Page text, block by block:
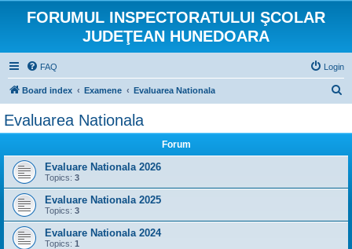
FORUMUL INSPECTORATULUI ŞCOLAR
JUDEŢEAN HUNEDOARA
FAQ Login
Board index Examene Evaluarea Nationala
Evaluarea Nationala
Forum
Evaluare Nationala 2026
Topics: 3
Evaluare Nationala 2025
Topics: 3
Evaluare Nationala 2024
Topics: 1